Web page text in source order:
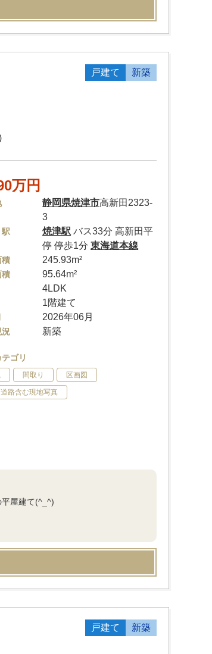
戸建て 新築
万円
静岡県焼津市高新田2323-
3
焼津駅 バス33分 高新田平
停 停歩1分東海道本線
積 245.93m²
積 95.64m²
4LDK
1階建て
2026年06月
況 新築
ゴリ
間取り 区画図
路含む現地写真
屋建て(^_^)
戸建て 新築